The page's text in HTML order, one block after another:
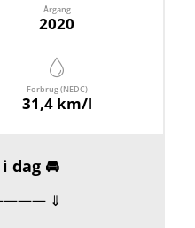
Årgang
2020
Forbrug (NEDC)
31,4 km/l
dag 🚘
⇓